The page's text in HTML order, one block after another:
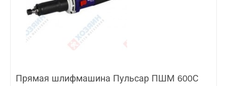
Прямая шлифмашина Пульсар ПШМ 600С